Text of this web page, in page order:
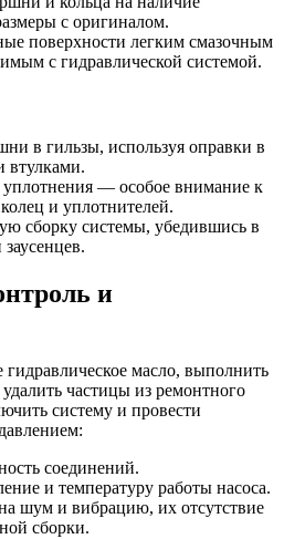
с оригиналом.
поверхности легким смазочным
с гидравлической системой.
в гильзы, используя оправки в
втулками.
— особое внимание к
и уплотнителей.
сборку системы, убедившись в
заусенцев.
и
гидравлическое масло, выполнить
частицы из ремонтного
систему и провести
соединений.
и температуру работы насоса.
шум и вибрацию, их отсутствие
сборки.